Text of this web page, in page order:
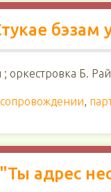
оркестровка Б.
сопровождении,
адрес